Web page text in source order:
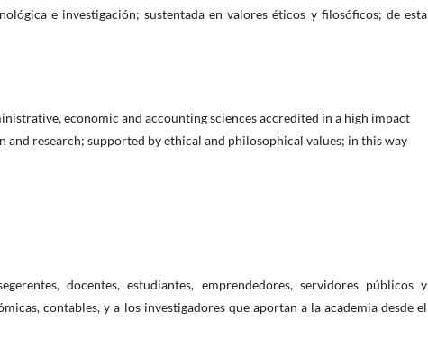
e investigación; sustentada en valores éticos y filosóficos; de esta
economic and accounting sciences accredited in a high impact
research; supported by ethical and philosophical values; in this way
docentes, estudiantes, emprendedores, servidores públicos y
contables, y a los investigadores que aportan a la academia desde el